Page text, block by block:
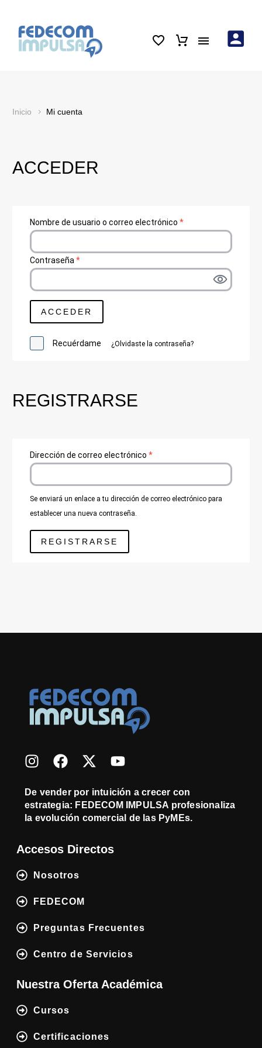
Inicio Mi cuenta
ACCEDER
Nombre de usuario o correo electrónico *
Contraseña *
ACCEDER
Recuérdame ¿Olvidaste la contraseña?
REGISTRARSE
Dirección de correo electrónico *
Se enviará un enlace a tu dirección de correo electrónico para
establecer una nueva contraseña.
REGISTRARSE
De vender por intuición a crecer con
estrategia: FEDECOM IMPULSA profesionaliza
la evolución comercial de las PyMEs.
Accesos Directos
Nosotros
FEDECOM
Preguntas Frecuentes
Centro de Servicios
Nuestra Oferta Académica
Cursos
Certificaciones